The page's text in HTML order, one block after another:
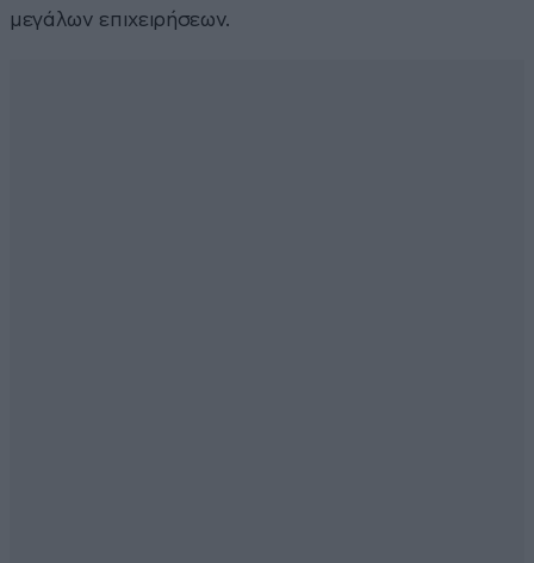
μεγάλων επιχειρήσεων.